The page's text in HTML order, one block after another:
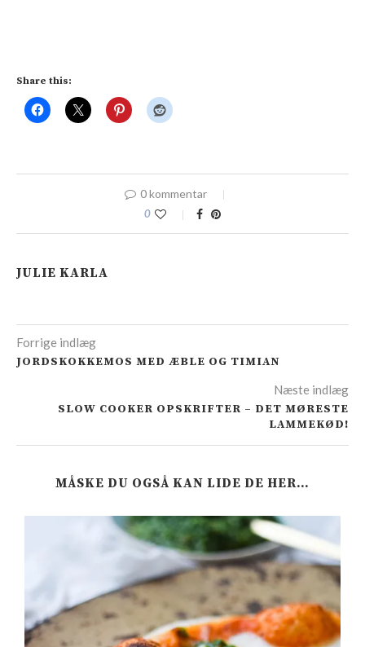
Share this:
0 kommentar
0
JULIE KARLA
Forrige indlæg
JORDSKOKKEMOS MED ÆBLE OG TIMIAN
Næste indlæg
SLOW COOKER OPSKRIFTER – DET MØRESTE
LAMMEKØD!
MÅSKE DU OGSÅ KAN LIDE DE HER…